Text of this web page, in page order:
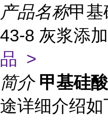
产品名称甲基
43-8 灰浆添
品 >
简介 甲基硅
途详细介绍如